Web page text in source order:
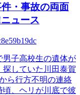
・事故の両面
ュース
男子高校生の遺体が
探していた川田泰賀
ら行方不明の連絡
頃、ヘリが川底で彼